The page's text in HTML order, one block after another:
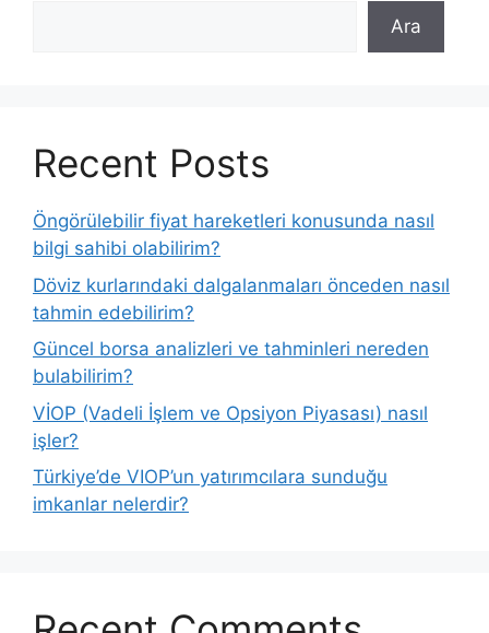
Ara
Recent Posts
Öngörülebilir fiyat hareketleri konusunda nasıl
bilgi sahibi olabilirim?
Döviz kurlarındaki dalgalanmaları önceden nasıl
tahmin edebilirim?
Güncel borsa analizleri ve tahminleri nereden
bulabilirim?
VİOP (Vadeli İşlem ve Opsiyon Piyasası) nasıl
işler?
Türkiye’de VIOP’un yatırımcılara sunduğu
imkanlar nelerdir?